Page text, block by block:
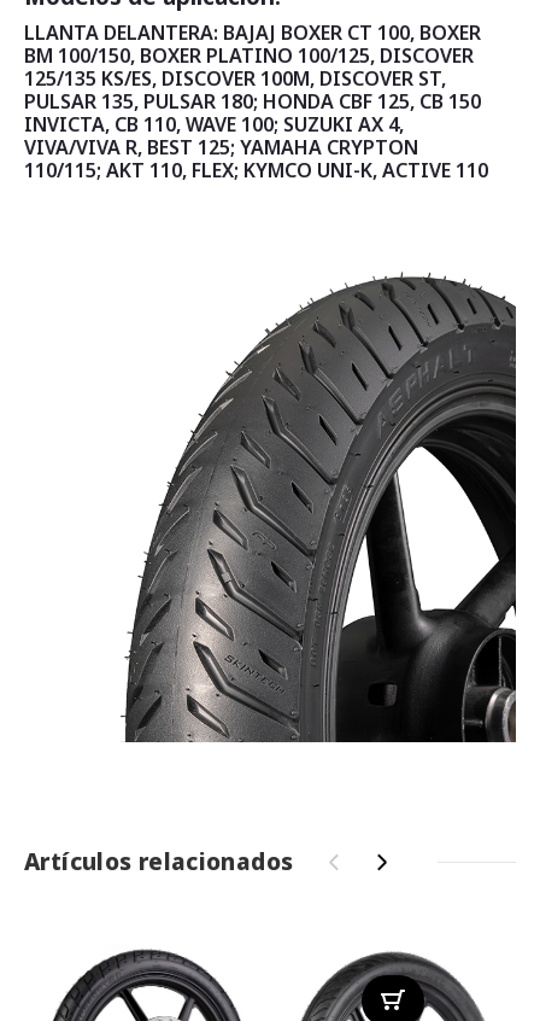
LLANTA DELANTERA: BAJAJ BOXER CT 100, BOXER
BM 100/150, BOXER PLATINO 100/125, DISCOVER
125/135 KS/ES, DISCOVER 100M, DISCOVER ST,
PULSAR 135, PULSAR 180; HONDA CBF 125, CB 150
INVICTA, CB 110, WAVE 100; SUZUKI AX 4,
VIVA/VIVA R, BEST 125; YAMAHA CRYPTON
110/115; AKT 110, FLEX; KYMCO UNI-K, ACTIVE 110
Artículos relacionados ‹ ›